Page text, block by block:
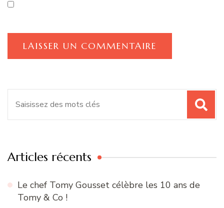
Articles récents
Le chef Tomy Gousset célèbre les 10 ans de
Tomy & Co !